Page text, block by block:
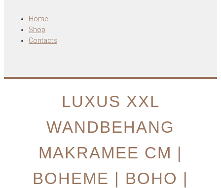
Home
Shop
Contacts
LUXUS XXL
WANDBEHANG
MAKRAMEE CM |
BOHEME | BOHO |